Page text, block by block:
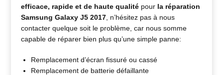
efficace, rapide et de haute qualité pour la réparation
Samsung Galaxy J5 2017 , n’hésitez pas à nous
contacter quelque soit le problème, car nous somme
capable de réparer bien plus qu’une simple panne:
Remplacement d’écran fissuré ou cassé
Remplacement de batterie défaillante